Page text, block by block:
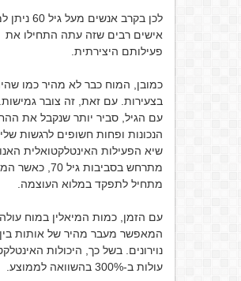
לכן בקרב אנשים מעל
אישים רבים שזה עתה התחילו את
פעילותם היצירתית.
כמובן, המוח כבר לא מהיר כמו
בצעירות. עם זאת, זה צובר גמישות.
עם הגיל, סביר יותר שנקבל את
הנכונות ופחות חשופים לרגשות
שיא הפעילות האינטלקטואלית
מתרחש בסביבות גיל 70,
מתחיל לתפקד במלוא העוצמה.
עם הזמן, כמות המיאלין במוח
המאפשר מעבר מהיר של אותות בין
נוירונים. בשל כך, היכולות
עולות ב-300% בהשוואה לממוצע.